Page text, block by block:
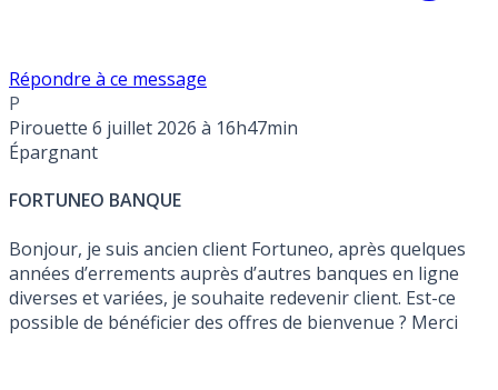
Répondre à ce message
P
Pirouette 6 juillet 2026 à 16h47min
Épargnant
FORTUNEO BANQUE
Bonjour, je suis ancien client Fortuneo, après quelques
années d’errements auprès d’autres banques en ligne
diverses et variées, je souhaite redevenir client. Est-ce
possible de bénéficier des offres de bienvenue ? Merci